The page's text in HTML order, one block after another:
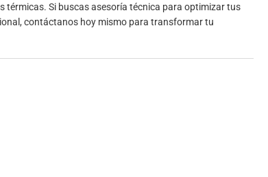
térmicas. Si buscas asesoría técnica para optimizar tus
contáctanos hoy mismo para transformar tu